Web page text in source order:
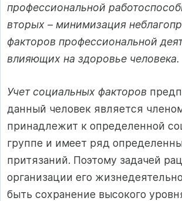
профессиональной
вторых – минимизация
факторов профессиональной
влияющих на здоровье человека.
Учет социальных факторов
данный человек является
принадлежит к определенной
группе и имеет ряд
притязаний. Поэтому задачей
организации его
быть сохранение высокого